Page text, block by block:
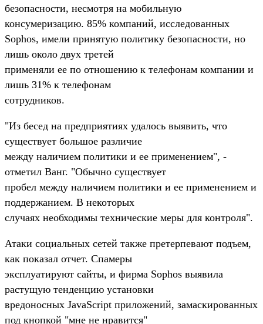
безопасности, несмотря на мобильную
консумеризацию. 85% компаний, исследованных
Sophos, имели принятую политику безопасности, но
лишь около двух третей
применяли ее по отношению к телефонам компании и
лишь 31% к телефонам
сотрудников.
"Из бесед на предприятиях удалось выявить, что
существует большое различие
между наличием политики и ее применением", -
отметил Ванг. "Обычно существует
пробел между наличием политики и ее применением и
поддержанием. В некоторых
случаях необходимы технические меры для контроля".
Атаки социальных сетей также претерпевают подъем,
как показал отчет. Спамеры
эксплуатируют сайты, и фирма Sophos выявила
растущую тенденцию установки
вредоносных JavaScript приложений, замаскированных
под кнопкой "мне не нравится"